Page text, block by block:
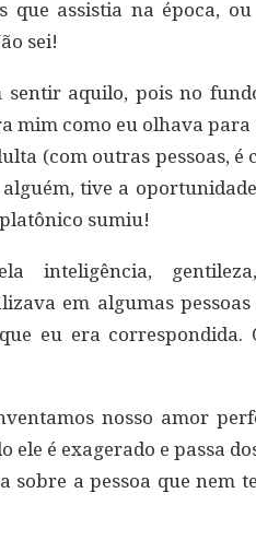
que assistia na época,
sei!
aquilo, pois no
como eu olhava para
(com outras pessoas, é
tive a
sumiu!
inteligência,
em algumas
eu era
nosso amor
ele é exagerado e passa
sobre a pessoa que nem